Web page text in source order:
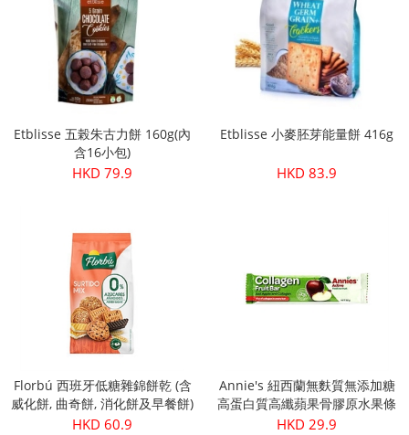
Etblisse 五榖朱古力餅 160g(內
含16小包)
HKD 79.9
Etblisse 小麥胚芽能量餅 416g
HKD 83.9
Florbú 西班牙低糖雜錦餅乾 (含
威化餅, 曲奇餅, 消化餅及早餐餅)
270g
HKD 60.9
Annie's 紐西蘭無麩質無添加糖
高蛋白質高纖蘋果骨膠原水果條
30g
HKD 29.9